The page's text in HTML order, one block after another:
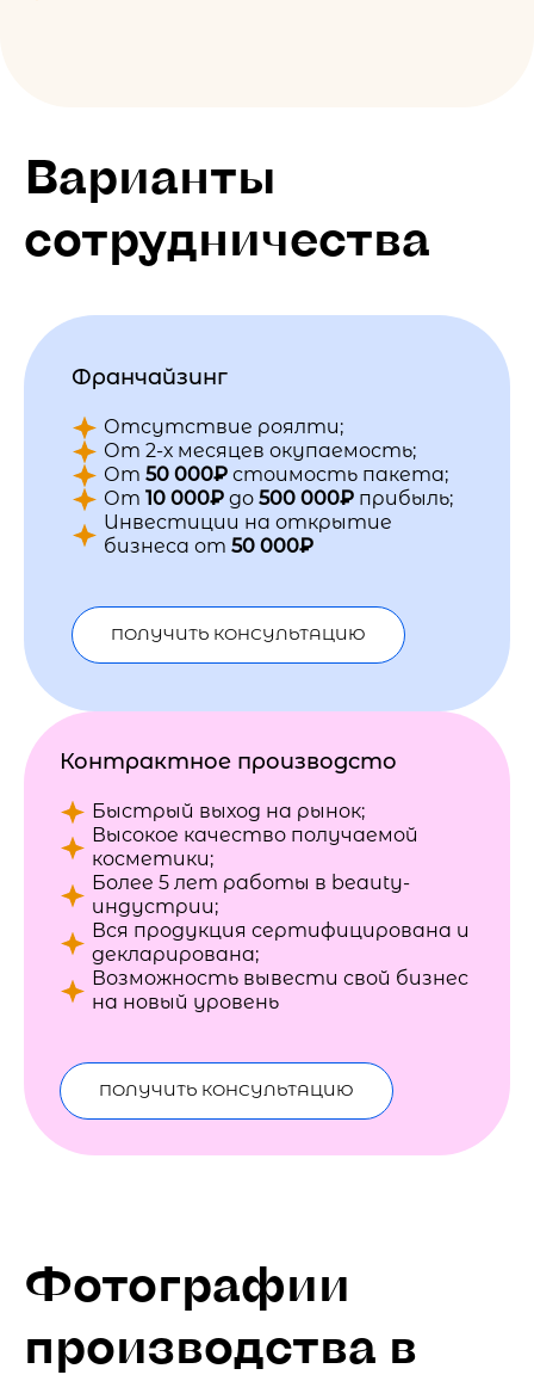
Варианты
сотрудничества
Франчайзинг
Отсутствие роялти;
От 2-х месяцев окупаемость;
От 50 000₽ стоимость пакета;
От 10 000₽ до 500 000₽ прибыль;
Инвестиции на открытие
бизнеса от 50 000₽
ПОЛУЧИТЬ КОНСУЛЬТАЦИЮ
Контрактное производсто
Быстрый выход на рынок;
Высокое качество получаемой
косметики;
Более 5 лет работы в beauty-
индустрии;
Вся продукция сертифицирована и
декларирована;
Возможность вывести свой бизнес
на новый уровень
ПОЛУЧИТЬ КОНСУЛЬТАЦИЮ
Фотографии
производства в